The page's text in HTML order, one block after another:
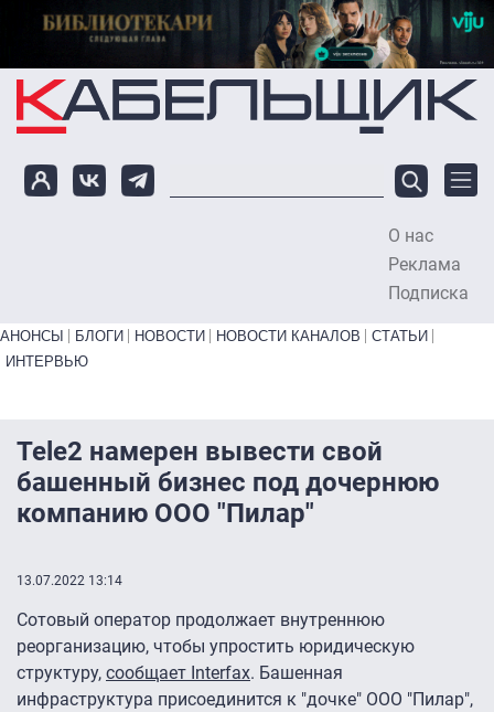
Перейти к основному содержанию
О нас
Реклама
Подписка
Primary links bottom
АНОНСЫ БЛОГИ НОВОСТИ НОВОСТИ КАНАЛОВ
СТАТЬИ
ИНТЕРВЬЮ
Tele2 намерен вывести свой
башенный бизнес под дочернюю
компанию ООО "Пилар"
13.07.2022 13:14
Сотовый оператор продолжает внутреннюю
реорганизацию, чтобы упростить юридическую
структуру, сообщает Interfax. Башенная
инфраструктура присоединится к "дочке" ООО "Пилар",